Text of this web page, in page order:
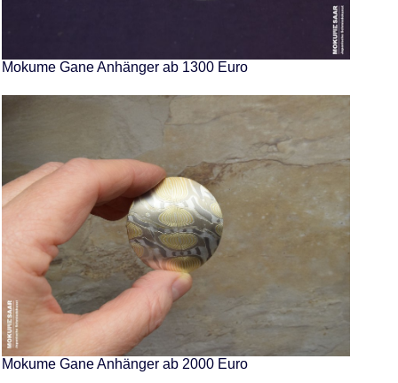
Mokume Gane Anhänger ab 1300 Euro
Mokume Gane Anhänger ab 2000 Euro